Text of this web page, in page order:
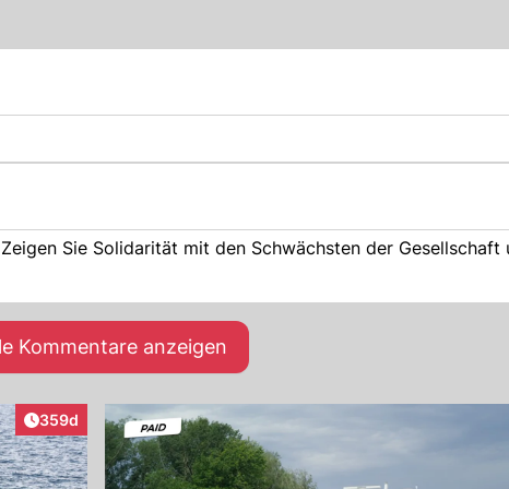
Sie Solidarität mit den Schwächsten der Gesellschaft
Kommentare anzeigen
Artikel veröffentlicht:
359d